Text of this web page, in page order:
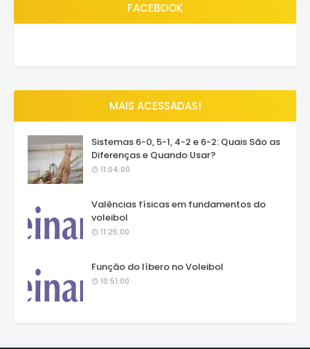
FACEBOOK
MAIS ACESSADAS!
Sistemas 6-0, 5-1, 4-2 e 6-2: Quais São as
Diferenças e Quando Usar?
11:04:00
Valências físicas em fundamentos do
voleibol
11:25:00
Função do líbero no Voleibol
10:51:00